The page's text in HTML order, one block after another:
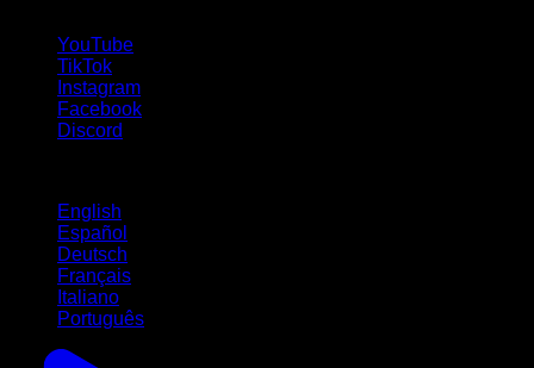
YouTube
TikTok
Instagram
Facebook
Discord
English
Español
Deutsch
Français
Italiano
Português